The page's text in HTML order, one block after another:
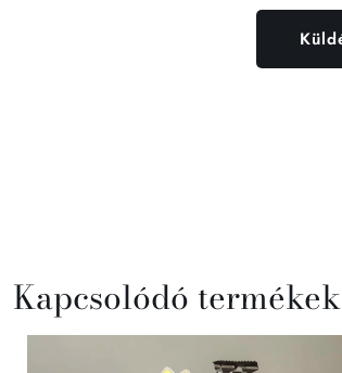
Kapcsolódó termékek